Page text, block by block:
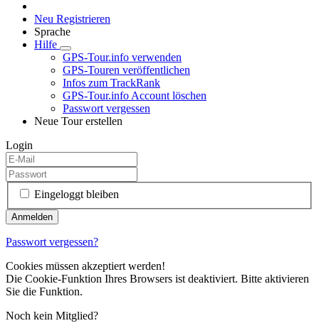
Neu Registrieren
Sprache
Hilfe
GPS-Tour.info verwenden
GPS-Touren veröffentlichen
Infos zum TrackRank
GPS-Tour.info Account löschen
Passwort vergessen
Neue Tour erstellen
Login
Eingeloggt bleiben
Passwort vergessen?
Cookies müssen akzeptiert werden!
Die Cookie-Funktion Ihres Browsers ist deaktiviert. Bitte aktivieren
Sie die Funktion.
Noch kein Mitglied?